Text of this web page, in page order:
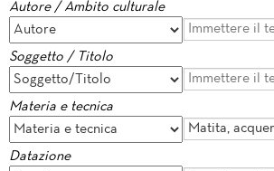
Autore / Ambito culturale
Soggetto / Titolo
Materia e tecnica
Datazione